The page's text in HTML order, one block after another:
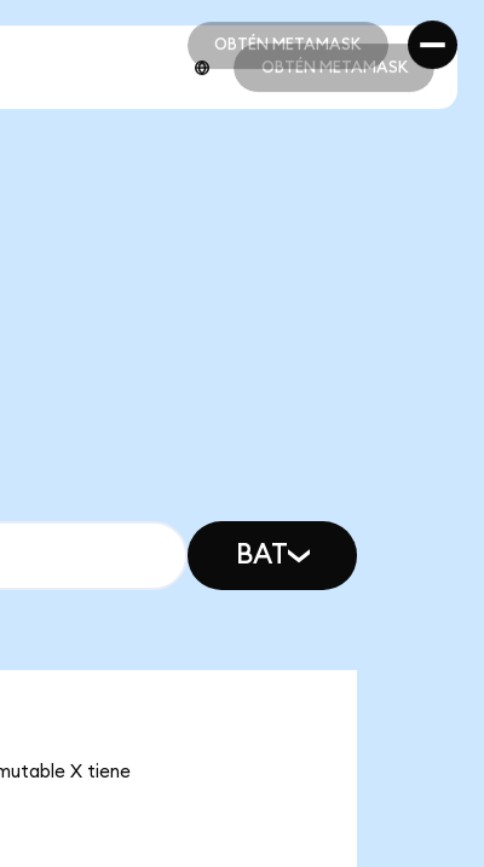
OBTÉN METAMASK
OBTÉN METAMASK
OBTÉN METAMASK
BAT
X tiene